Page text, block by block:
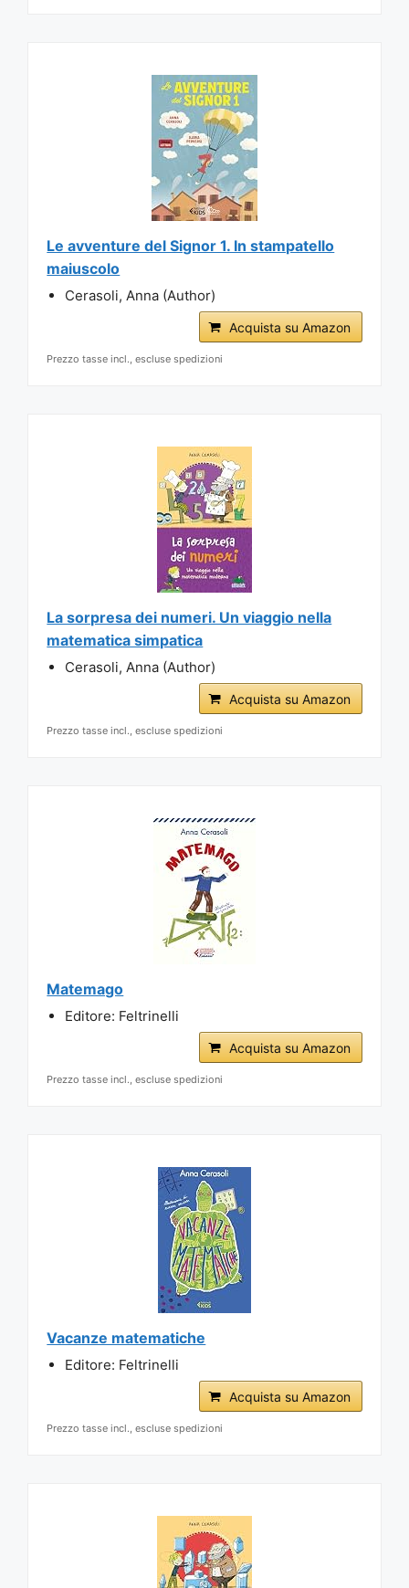
Le avventure del Signor 1. In stampatello
maiuscolo
Cerasoli, Anna (Author)
Acquista su Amazon
Prezzo tasse incl., escluse spedizioni
La sorpresa dei numeri. Un viaggio nella
matematica simpatica
Cerasoli, Anna (Author)
Acquista su Amazon
Prezzo tasse incl., escluse spedizioni
Matemago
Editore: Feltrinelli
Acquista su Amazon
Prezzo tasse incl., escluse spedizioni
Vacanze matematiche
Editore: Feltrinelli
Acquista su Amazon
Prezzo tasse incl., escluse spedizioni